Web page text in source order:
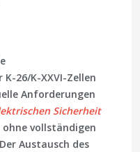
26/K-XXVI-Zellen
Anforderungen
Sicherheit
vollständigen
Austausch des